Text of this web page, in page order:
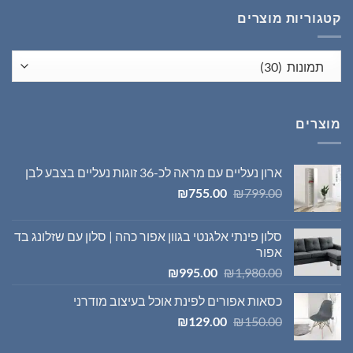
קטגוריות מוצרים
מוצרים
ארון נעליים עם מראה לכ-36 זוגות נעליים בצבע לבן
₪799.00
המחיר
₪799.00.
₪755.00
המחיר
₪755.00.
סלון פינתי אלגנטי בגוון אפור כהה | סלון עם שזלונג בד
אפור
₪1,980.00
המחיר
היה:
₪1,980.00.
₪995.00
המחיר
הוא:
כסאות אפורים לפינת אוכל בעיצוב מודרני
₪150.00
המחיר ₪129.00
המחיר